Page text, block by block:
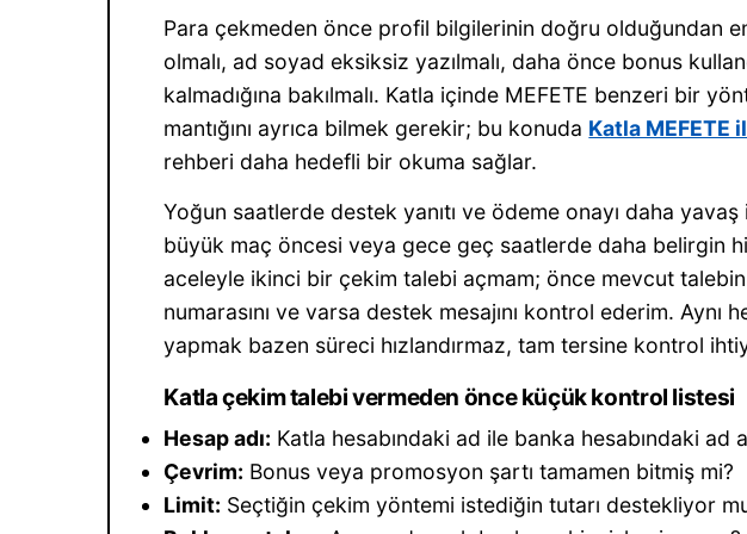
Para çekmeden önce profil bilgilerinin doğru olduğundan
olmalı, ad soyad eksiksiz yazılmalı, daha önce bonus
kalmadığına bakılmalı. Katla içinde MEFETE benzeri bir
mantığını ayrıca bilmek gerekir; bu konuda Katla MEFETE
rehberi daha hedefli bir okuma sağlar.
Yoğun saatlerde destek yanıtı ve ödeme onayı daha
büyük maç öncesi veya gece geç saatlerde daha belirgin
aceleyle ikinci bir çekim talebi açmam; önce mevcut
numarasını ve varsa destek mesajını kontrol ederim. Aynı
yapmak bazen süreci hızlandırmaz, tam tersine kontrol
Katla çekim talebi vermeden önce küçük kontrol listesi
Hesap adı: Katla hesabındaki ad ile banka hesabındaki ad
Çevrim: Bonus veya promosyon şartı tamamen bitmiş mi?
Limit: Seçtiğin çekim yöntemi istediğin tutarı destekliyor